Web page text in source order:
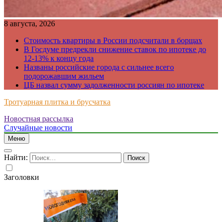
8 августа, 2026
Стоимость квартиры в России подсчитали в борщах
В Госдуме предрекли снижение ставок по ипотеке до
12-13% к концу года
Названы российские города с сильнее всего
подорожавшим жильем
ЦБ назвал сумму задолженности россиян по ипотеке
Тротуарная плитка и брусчатка
Just another WordPress site
Новостная рассылка
Случайные новости
Меню
Найти:
Заголовки